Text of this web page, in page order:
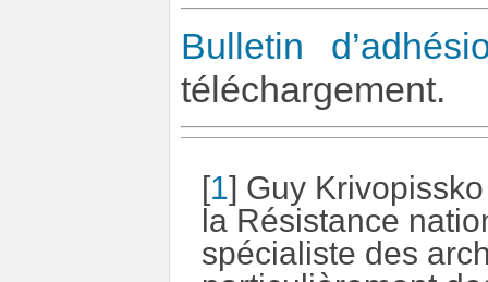
Bulletin
téléchargement.
[1] Guy
la Résistance
spécialiste des